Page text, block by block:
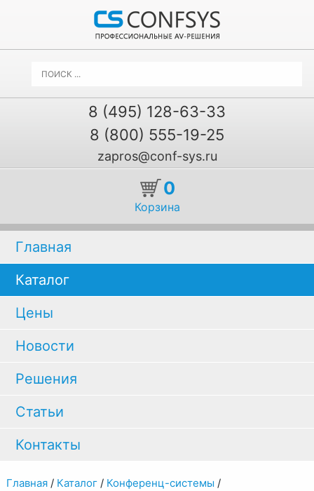
8 (495) 128-63-33
8 (800) 555-19-25
zapros@conf-sys.ru
0
Корзина
Главная
Каталог
Цены
Новости
Решения
Статьи
Контакты
Главная/ Каталог/ Конференц-системы /